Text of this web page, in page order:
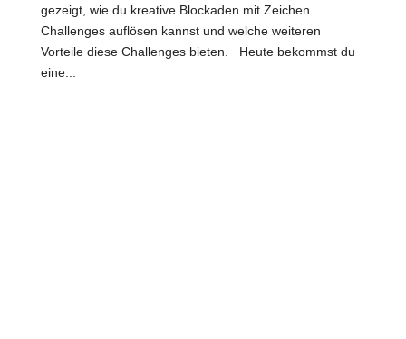
gezeigt, wie du kreative Blockaden mit Zeichen
Challenges auflösen kannst und welche weiteren
Vorteile diese Challenges bieten. Heute bekommst du
eine...